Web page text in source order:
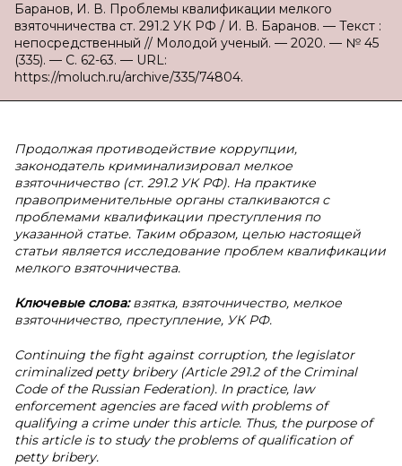
Баранов, И. В. Проблемы квалификации мелкого
взяточничества ст. 291.2 УК РФ / И. В. Баранов. — Текст :
непосредственный // Молодой ученый. — 2020. — № 45
(335). — С. 62-63. — URL:
https://moluch.ru/archive/335/74804.
Продолжая противодействие коррупции,
законодатель криминализировал мелкое
взяточничество (ст. 291.2 УК РФ). На практике
правоприменительные органы сталкиваются с
проблемами квалификации преступления по
указанной статье. Таким образом, целью настоящей
статьи является исследование проблем квалификации
мелкого взяточничества.
Ключевые слова:взятка, взяточничество, мелкое
взяточничество, преступление, УК РФ.
Continuing the fight against corruption, the legislator
criminalized petty bribery (Article 291.2 of the Criminal
Code of the Russian Federation). In practice, law
enforcement agencies are faced with problems of
qualifying a crime under this article. Thus, the purpose of
this article is to study the problems of qualification of
petty bribery.